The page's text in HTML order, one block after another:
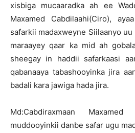
xisbiga mucaaradka ah ee
Maxamed Cabdilaahi(Ciro),
safarkii madaxweyne Siilaanyo
maraayey qaar ka mid ah
sheegay in haddii safarkaasi
qabanaaya tabashooyinka jira
badali kara jawiga hada jira.
Md:Cabdiraxmaan
muddooyinkii danbe safar ugu